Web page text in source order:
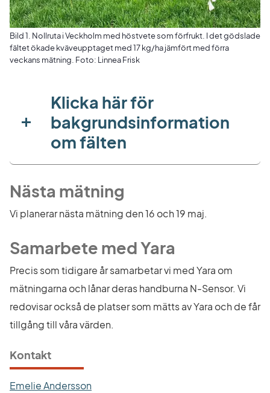
Bild 1. Nollruta i Veckholm med höstvete som förfrukt. I det gödslade
fältet ökade kväveupptaget med 17 kg/ha jämfört med förra
veckans mätning. Foto: Linnea Frisk
Klicka här för
bakgrundsinformation
om fälten
Nästa mätning
Vi planerar nästa mätning den 16 och 19 maj.
Samarbete med Yara
Precis som tidigare år samarbetar vi med Yara om
mätningarna och lånar deras handburna N-Sensor. Vi
redovisar också de platser som mätts av Yara och de får
tillgång till våra värden.
Kontakt
Emelie Andersson